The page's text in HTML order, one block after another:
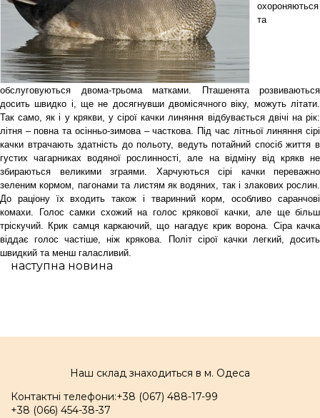
охороняються
та
обслуговуються двома-трьома матками. Пташенята розвиваються
досить швидко і, ще не досягнувши двомісячного віку, можуть літати.
Так само, як і у крякви, у сірої качки линяння відбувається двічі на рік:
літня – повна та осінньо-зимова – часткова. Під час літньої линяння сірі
качки втрачають здатність до польоту, ведуть потайний спосіб життя в
густих чагарниках водяної рослинності, але на відміну від крякв не
збираються великими зграями. Харчуються сірі качки переважно
зеленим кормом, пагонами та листям як водяних, так і злакових рослин.
До раціону їх входить також і тваринний корм, особливо саранчові
комахи. Голос самки схожий на голос крякової качки, але ще більш
тріскучий. Крик самця каркаючий, що нагадує крик ворона. Сіра качка
віддає голос частіше, ніж крякова. Політ сірої качки легкий, досить
швидкий та менш галасливий.
наступна новина
Наш склад знаходиться в м. Одеса
Контактні телефони:+38 (067) 488-17-99
+38 (066) 454-38-37